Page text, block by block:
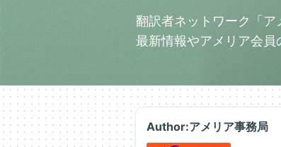
翻訳者ネットワーク「ア
最新情報やアメリア会員
Author:アメリア事務局